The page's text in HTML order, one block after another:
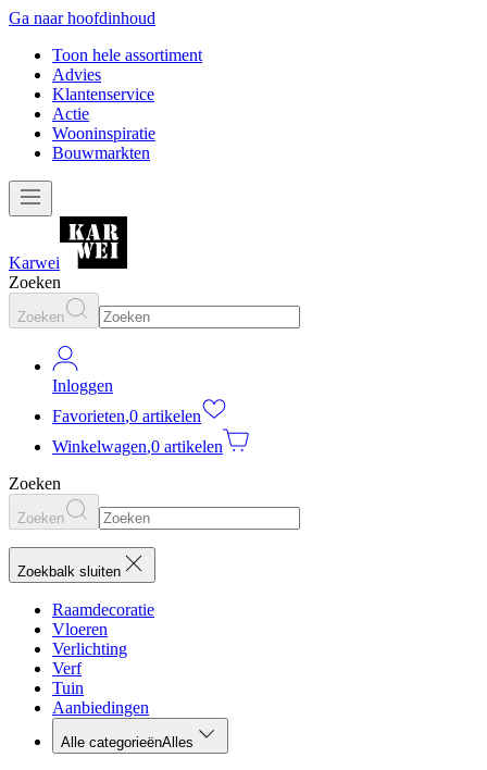
Ga naar hoofdinhoud
Toon hele assortiment
Advies
Klantenservice
Actie
Wooninspiratie
Bouwmarkten
Karwei
Zoeken
Zoeken
Inloggen
Favorieten,0 artikelen
Winkelwagen,0 artikelen
Zoeken
Zoeken
Zoekbalk sluiten
Raamdecoratie
Vloeren
Verlichting
Verf
Tuin
Aanbiedingen
Alle categorieënAlles